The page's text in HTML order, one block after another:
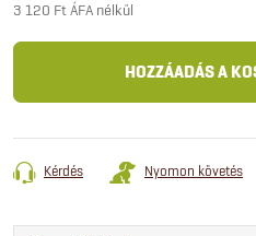
3 120 Ft ÁFA nélkül
HOZZÁADÁS A
Kérdés Nyomon követés